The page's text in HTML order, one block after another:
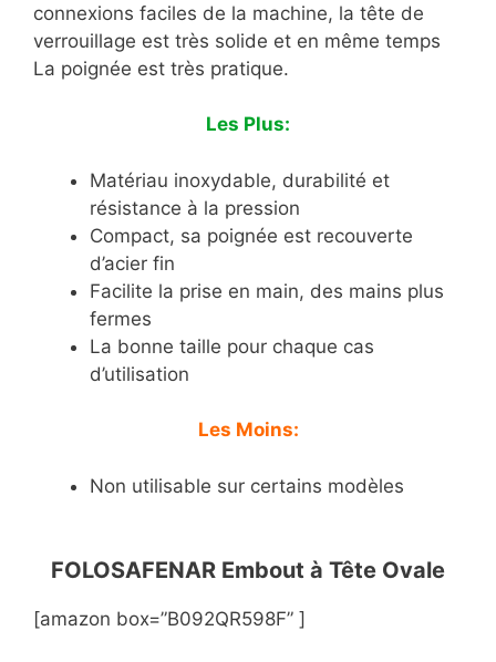
connexions faciles de la machine, la tête de
verrouillage est très solide et en même temps
La poignée est très pratique.
Les Plus:
Matériau inoxydable, durabilité et
résistance à la pression
Compact, sa poignée est recouverte
d’acier fin
Facilite la prise en main, des mains plus
fermes
La bonne taille pour chaque cas
d’utilisation
Les Moins:
Non utilisable sur certains modèles
FOLOSAFENAR Embout à Tête Ovale
[amazon box=”B092QR598F” ]